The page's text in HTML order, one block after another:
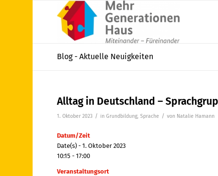
Blog - Aktuelle Neuigkeiten
Alltag in Deutschland –
1. Oktober 2023 / inGrundbildung,Sprache / von Natalie Hamann
Datum/Zeit
Date(s) - 1. Oktober 2023
10:15 - 17:00
Veranstaltungsort